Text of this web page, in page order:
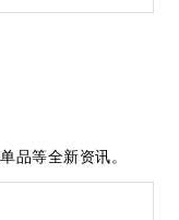
品等全新资讯。